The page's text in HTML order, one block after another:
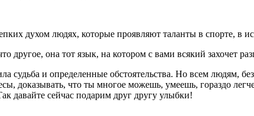
духом людях, которые проявляют таланты в спорте, в
другое, она тот язык, на котором с вами всякий захочет
судьба и определенные обстоятельства. Но всем людям,
доказывать, что ты многое можешь, умеешь, гораздо
давайте сейчас подарим друг другу улыбки!